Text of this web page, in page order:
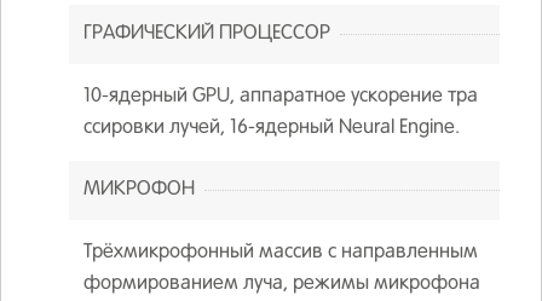
ГРАФИЧЕСКИЙ ПРОЦЕССОР
10-ядерный GPU, аппаратное ускорение тра
ссировки лучей, 16-ядерный Neural Engine.
МИКРОФОН
Трёхмикрофонный массив с направленным
формированием луча, режимы микрофона